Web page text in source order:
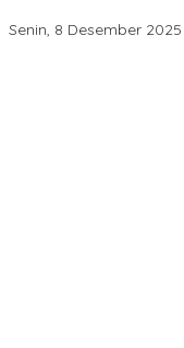
Senin, 8 Desember 2025